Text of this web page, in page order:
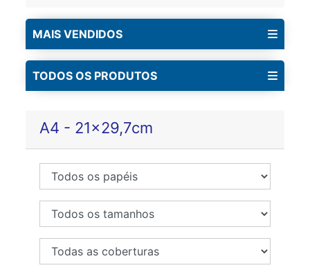
MAIS VENDIDOS
TODOS OS PRODUTOS
A4 - 21x29,7cm